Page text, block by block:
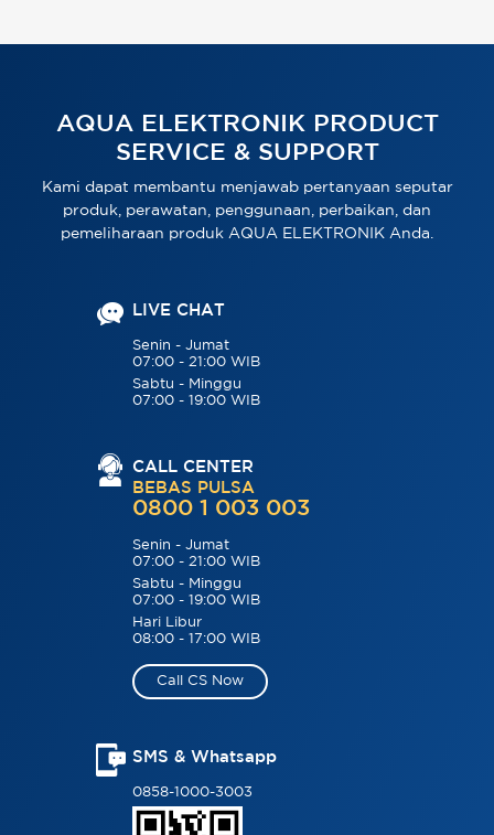
AQUA ELEKTRONIK PRODUCT
SERVICE & SUPPORT
Kami dapat membantu menjawab pertanyaan seputar
produk, perawatan, penggunaan, perbaikan, dan
pemeliharaan produk AQUA ELEKTRONIK Anda.
LIVE CHAT
Senin - Jumat
07:00 - 21:00 WIB
Sabtu - Minggu
07:00 - 19:00 WIB
CALL CENTER
BEBAS PULSA
0800 1 003 003
Senin - Jumat
07:00 - 21:00 WIB
Sabtu - Minggu
07:00 - 19:00 WIB
Hari Libur
08:00 - 17:00 WIB
Call CS Now
SMS & Whatsapp
0858-1000-3003